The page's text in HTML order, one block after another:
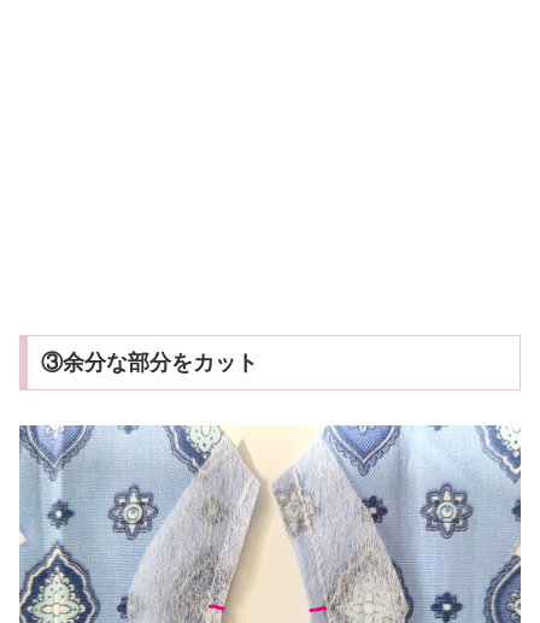
③余分な部分をカット